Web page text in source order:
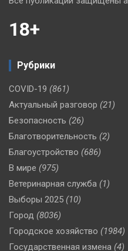
18+
Рубрики
COVID-19 (861)
Актуальный разговор (21)
Безопасность (26)
Благотворительность (2)
Благоустройство (686)
В мире (975)
Ветеринарная служба (1)
Выборы 2025 (10)
Город (8036)
Городское хозяйство (1984)
Государственная измена (4)